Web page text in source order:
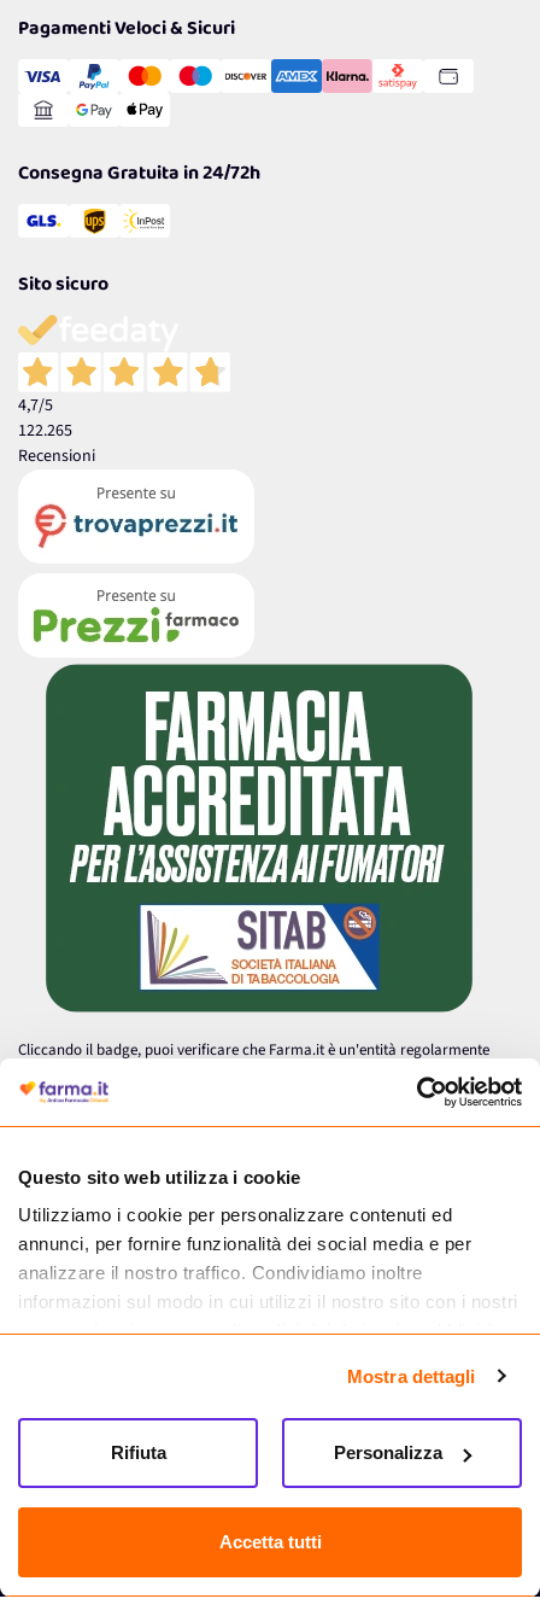
Questo sito web utilizza i cookie
Utilizziamo i cookie per personalizzare contenuti ed
annunci, per fornire funzionalità dei social media e per
analizzare il nostro traffico. Condividiamo inoltre
informazioni sul modo in cui utilizzi il nostro sito con i nostri
partner che si occupano di analisi dei dati web, pubblicità e
informazioni che hai fornito loro o che hanno raccolto dal
tuo utilizzo dei loro servizi.
Mostra dettagli
Accetta tutti
Personalizza
Rifiuta
Cookie Policy
Gestisci Cookie
Reso Facile e Veloce
Pagamenti Veloci & Sicuri
Consegna Gratuita in 24/72h
Sito sicuro
4,7/5
122.265
Recensioni
Cliccando il badge, puoi verificare che Farma.it è un'entità regolarmente
autorizzata dal Ministero della Salute a effettuare la vendita online di
medicinali.
Farma.it S.a.s. P. IVA 07417261216 REA: NA-884088
CREDITS
Sede legale Via delle Repubbliche Marinare 128, 80147 Napoli